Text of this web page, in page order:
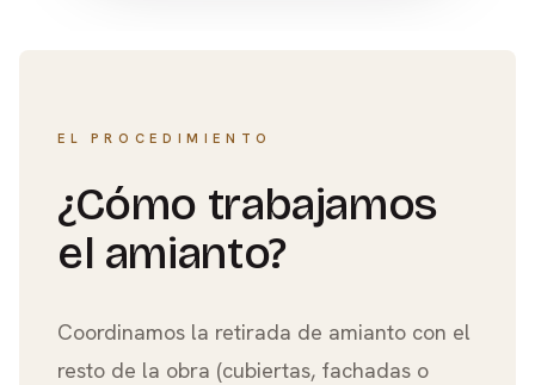
EL PROCEDIMIENTO
¿Cómo trabajamos
el amianto?
Coordinamos la retirada de amianto con el
resto de la obra (cubiertas, fachadas o